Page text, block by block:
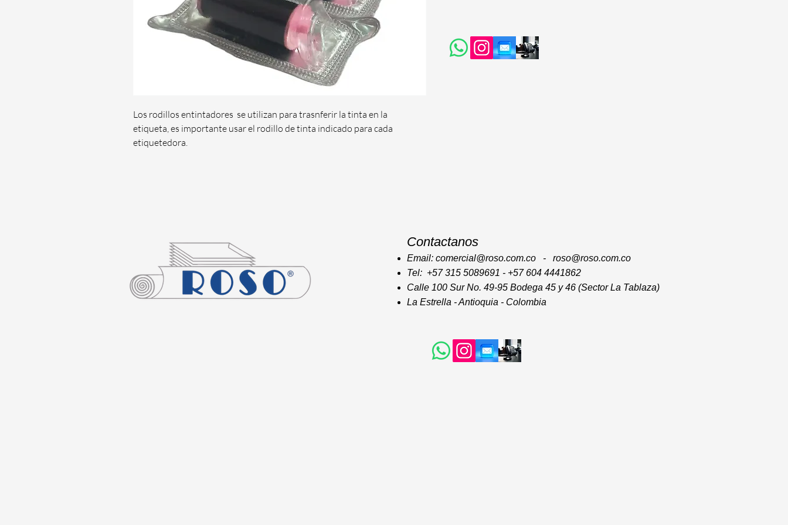
Los rodillos entintadores  se utilizan para trasnferir la tinta en la
etiqueta, es importante usar el rodillo de tinta indicado para cada
etiquetedora.
Contactanos
Email: comercial@roso.com.co - roso@roso.com.co
Tel: +57 315 5089691 - +57 604 4441862
Calle 100 Sur No. 49-95 Bodega 45 y 46 (Sector La Tablaza)
La Estrella - Antioquia - Colombia